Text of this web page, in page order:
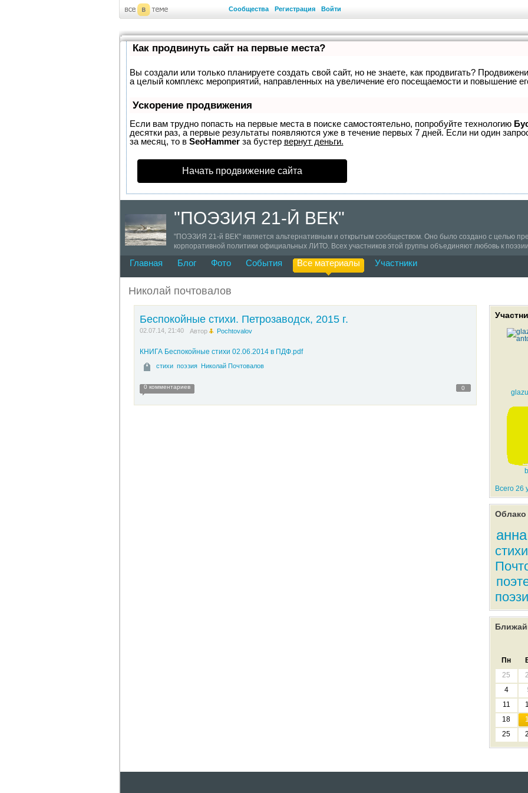
Сообщества Регистрация Войти
Как продвинуть сайт на первые места?
Вы создали или только планируете создать свой сайт, но не знаете, как продвигать?
а целый комплекс мероприятий, направленных на увеличение его посещаемости и повышение
Ускорение продвижения
Если вам трудно попасть на первые места в поиске самостоятельно, попробуйте технологию
десятки раз, а первые результаты появляются уже в течение первых 7 дней. Если ни один
за месяц, то в SeoHammerза бустер вернут деньги.
Начать продвижение сайта
"ПОЭЗИЯ 21-Й ВЕК"
"ПОЭЗИЯ 21-й ВЕК" является альтернативным и открытым сообществом. Оно было создано с целью
корпоративной политики официальных ЛИТО. Всех участников этой группы объединяют любовь к
при нашей поддержке проводятся "Елагино-Островские литературные встречи" и фестиваль поэзии со
Главная Блог Фото События Все материалы Участники
Николай почтовалов
Беспокойные стихи. Петрозаводск, 2015 г.
02.07.14, 21:40 Автор Pochtovalov
КНИГА Беспокойные стихи 02.06.2014 в ПДФ.pdf
стихи поэзия Николай Почтовалов
0
0 комментариев
Всего 26
Облако
стихи
Пн
25
4
11
18
25